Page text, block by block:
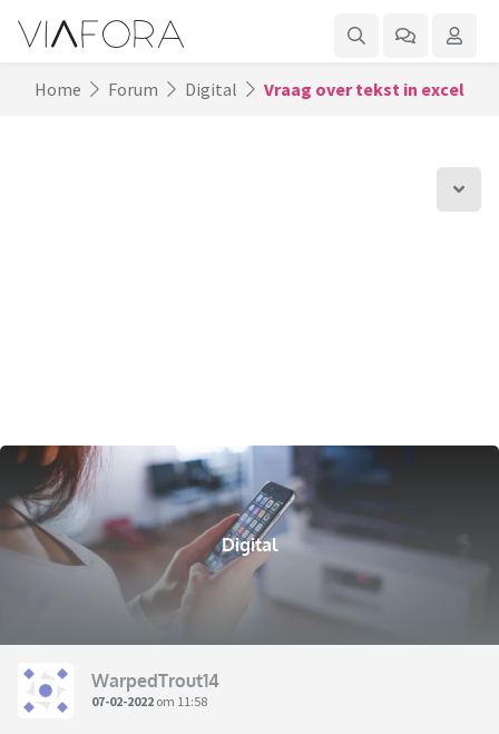
Home Forum Digital Vraag over tekst in excel
Digital
WarpedTrout14
07-02-2022 om 11:58